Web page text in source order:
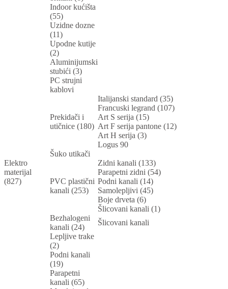
Elektro
materijal
(827)
Indoor kućišta
(55)
Uzidne dozne
(11)
Upodne kutije
(2)
Aluminijumski
stubići (3)
PC strujni
kablovi
Prekidači i
utičnice (180)
Italijanski standard (35)
Francuski legrand (107)
Art S serija (15)
Art F serija pantone (12)
Art H serija (3)
Logus 90
Šuko utikači
PVC plastični
kanali (253)
Zidni kanali (133)
Parapetni zidni (54)
Podni kanali (14)
Samolepljivi (45)
Boje drveta (6)
Šlicovani kanali (1)
Bezhalogeni
kanali (24)
Šlicovani kanali
Lepljive trake
(2)
Podni kanali
(19)
Parapetni
kanali (65)